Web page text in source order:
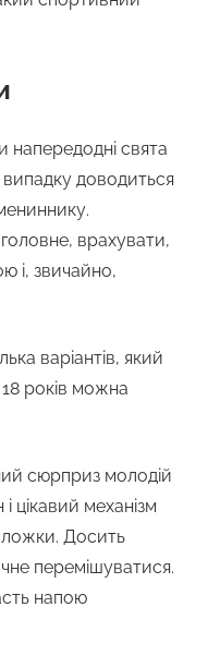
напередодні свята
доводиться
врахувати,
і, звичайно,
варіантів, який
років можна
сюрприз молодій
цікавий механізм
ложки. Досить
перемішуватися.
напою